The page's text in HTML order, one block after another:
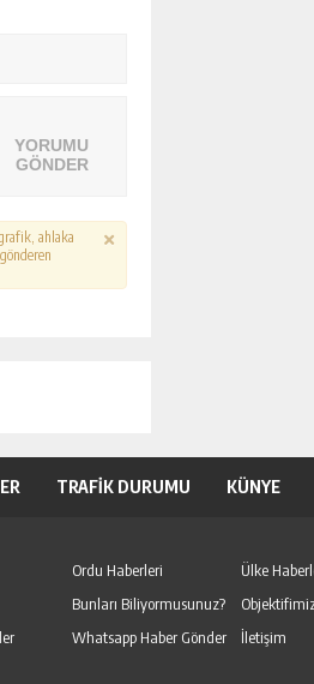
YORUMU
GÖNDER
ahlaka
TRAFİK DURUMU KÜNYE
Ordu Haberleri Ülke
Bunları Biliyormusunuz?
Whatsapp Haber Gönder İletişim